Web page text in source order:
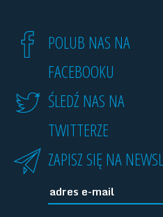
POLUB NAS NA
FACEBOOKU
ŚLEDŹ NAS NA
TWITTERZE
ZAPISZ SIĘ NA